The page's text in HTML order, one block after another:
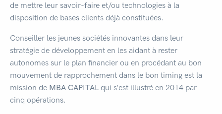
de mettre leur savoir-faire et/ou technologies à la
disposition de bases clients déjà constituées.
Conseiller les jeunes sociétés innovantes dans leur
stratégie de développement en les aidant à rester
autonomes sur le plan financier ou en procédant au bon
mouvement de rapprochement dans le bon timing est la
mission de MBA CAPITAL qui s’est illustré en 2014 par
cinq opérations.